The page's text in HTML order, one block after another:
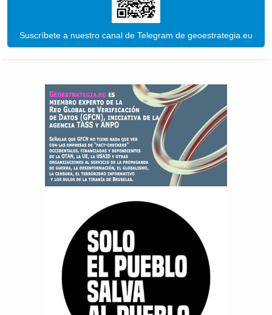
Suscríbete a nuestro canal de Telegram de geoestrategia.eu